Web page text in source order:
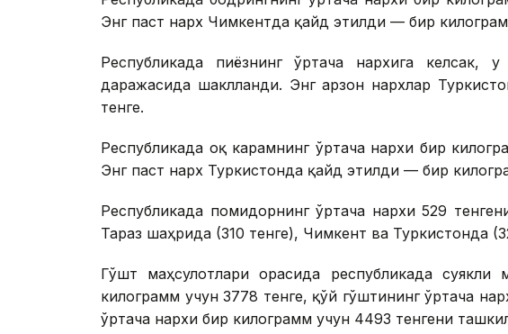
Энг паст нарх Чимкентда қайд этилди — бир
Республикада пиёзнинг ўртача нархига келсак,
даражасида шаклланди. Энг арзон нархлар
тенге.
Республикада оқ карамнинг ўртача нархи бир
Энг паст нарх Туркистонда қайд этилди — бир
Республикада помидорнинг ўртача нархи 529
Тараз шаҳрида (310 тенге), Чимкент ва Туркистонда
Гўшт маҳсулотлари орасида республикада
килограмм учун 3778 тенге, қўй гўштининг ўртача
ўртача нархи бир килограмм учун 4493 тенгени